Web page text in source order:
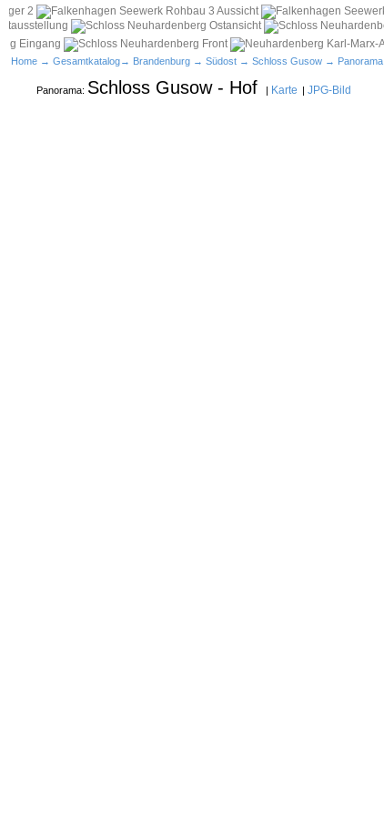
Home → Gesamtkatalog→ Brandenburg → Südost → Schloss Gusow → Panorama
Panorama: Schloss Gusow - Hof | Karte | JPG-Bild